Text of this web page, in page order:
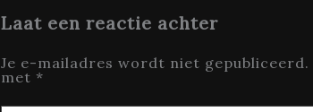
Laat een reactie achter
Je e-mailadres wordt niet gepubliceerd.
met *